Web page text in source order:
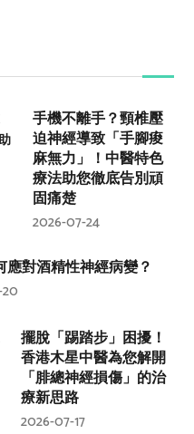
手機不離手？頸椎壓
迫神經導致「手腳痠
麻無力」！中醫特色
療法助您徹底告別頑
固痛楚
2026-07-24
應對酒精性神經病變？
擺脫「踢踏步」困擾！
香港木星中醫為您解開
「腓總神經損傷」的治
療新思路
2026-07-17